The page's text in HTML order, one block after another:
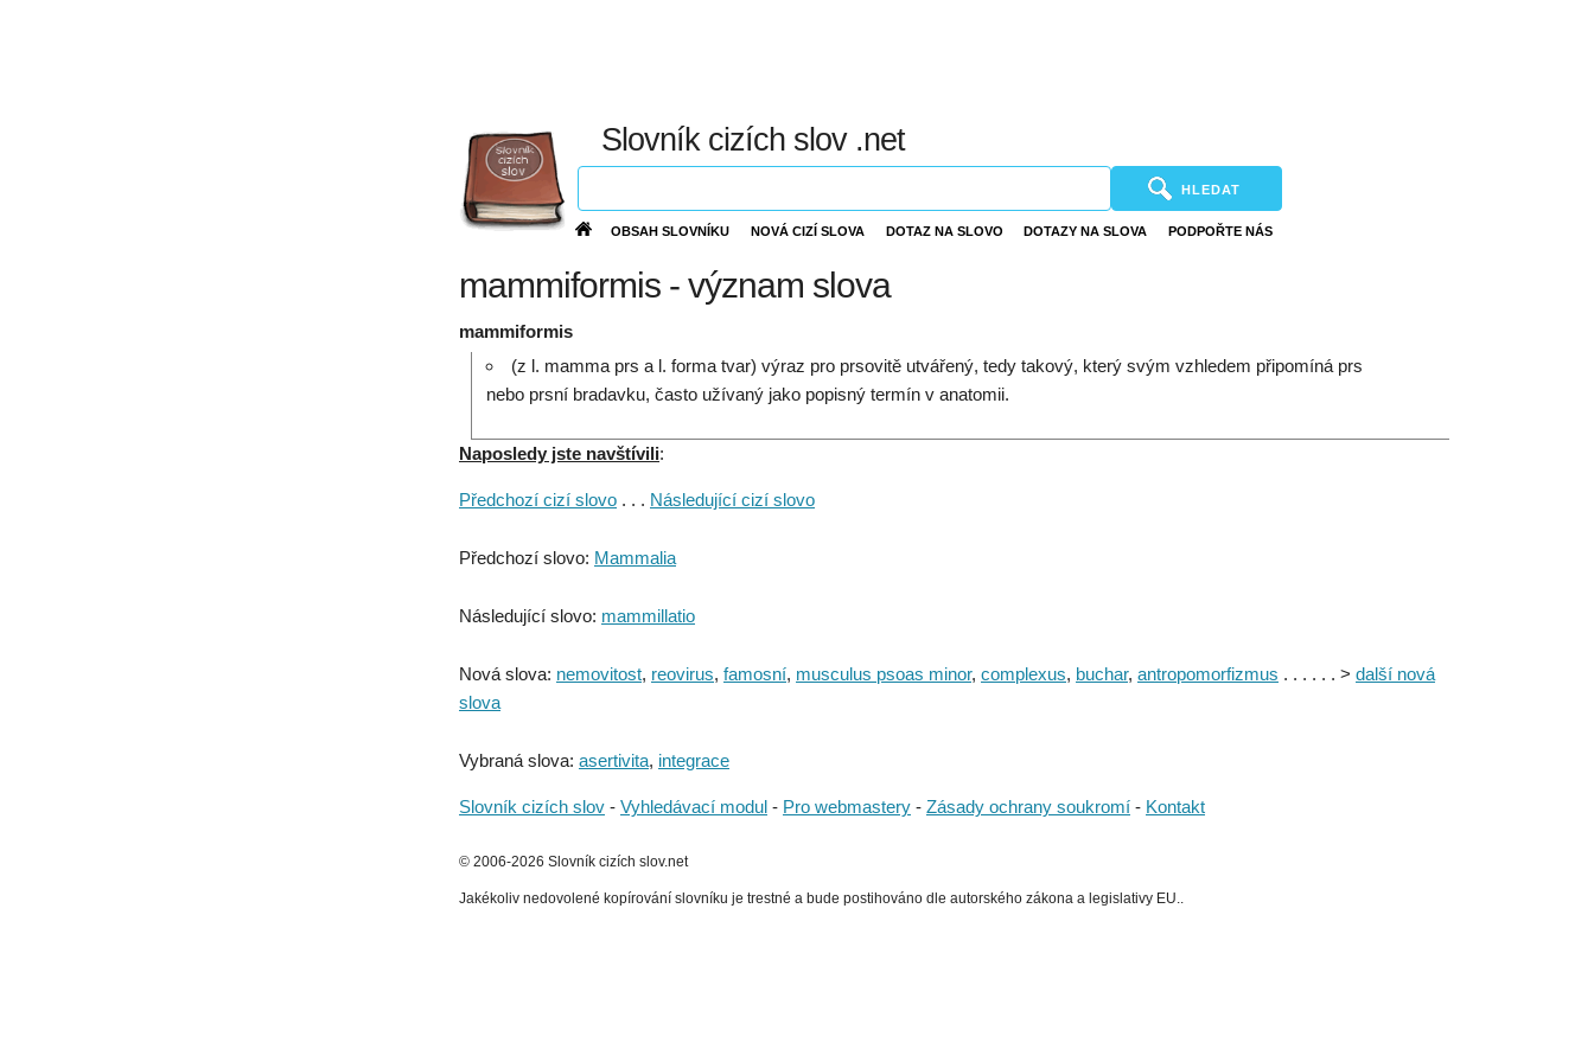
Slovník cizích slov .net
HLEDAT
OBSAH SLOVNÍKU NOVÁ CIZÍ SLOVA DOTAZ NA SLOVO DOTAZY NA SLOVA PODPOŘTE NÁS
mammiformis - význam slova
mammiformis
(z l. mamma prs a l. forma tvar) výraz pro prsovitě utvářený, tedy takový, který svým vzhledem připomíná prs
nebo prsní bradavku, často užívaný jako popisný termín v anatomii.
Naposledy jste navštívili:
Předchozí cizí slovo . . . Následující cizí slovo
Předchozí slovo: Mammalia
Následující slovo: mammillatio
Nová slova: nemovitost, reovirus, famosní, musculus psoas minor, complexus, buchar, antropomorfizmus . . . . . . > další nová
slova
Vybraná slova: asertivita, integrace
Slovník cizích slov - Vyhledávací modul - Pro webmastery - Zásady ochrany soukromí - Kontakt
© 2006-2026 Slovník cizích slov.net
Jakékoliv nedovolené kopírování slovníku je trestné a bude postihováno dle autorského zákona a legislativy EU..